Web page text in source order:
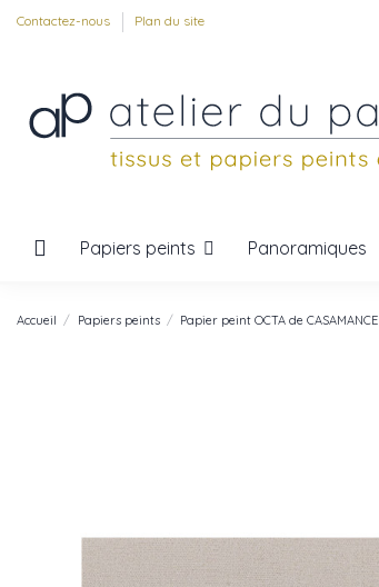
Contactez-nous Plan du site
Papiers peints Panoramiques
Accueil Papiers peints Papier peint OCTA de CASAMANCE